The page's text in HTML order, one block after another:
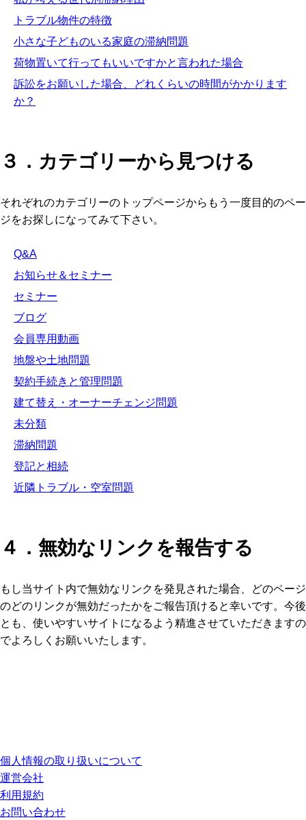
トラブル物件の特徴
小さな子どものいる家庭の滞納問題
荷物置いて行ってもいいですかと言われた場合
訴訟をお願いした場合、どれくらいの時間がかかります
か？
３．カテゴリーから見つける
それぞれのカテゴリーのトップページからもう一度目的のペー
ジをお探しになってみて下さい。
Q&A
お知らせ＆セミナー
セミナー
ブログ
会員専用動画
地盤や土地問題
契約手続きと管理問題
建て替え・オーナーチェンジ問題
未分類
滞納問題
登記と相続
近隣トラブル・空室問題
４．無効なリンクを報告する
もし当サイト内で無効なリンクを発見された場合、どのページ
のどのリンクが無効だったかをご報告頂けると幸いです。今後
とも、使いやすいサイトになるよう精進させていただきますの
でよろしくお願いいたします。
個人情報の取り扱いについて
運営会社
利用規約
お問い合わせ